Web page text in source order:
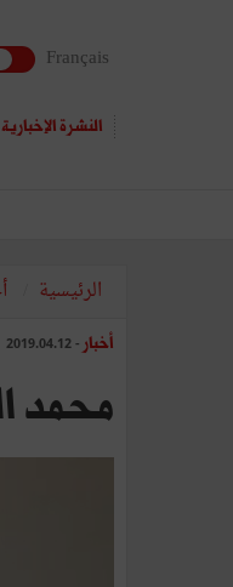
Français
النشرة الإخبارية
الرئيسية
أخبار - 2019.04.12
محمد